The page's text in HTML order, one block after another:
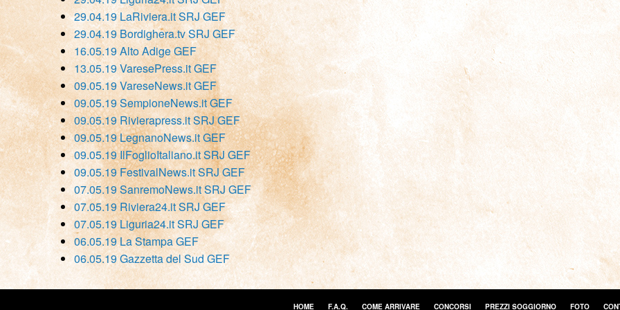
29.04.19 LaRiviera.it SRJ GEF
29.04.19 Bordighera.tv SRJ GEF
16.05.19 Alto Adige GEF
13.05.19 VaresePress.it GEF
09.05.19 VareseNews.it GEF
09.05.19 SempioneNews.it GEF
09.05.19 Rivierapress.it SRJ GEF
09.05.19 LegnanoNews.it GEF
09.05.19 IlFoglioItaliano.it SRJ GEF
09.05.19 FestivalNews.it SRJ GEF
07.05.19 SanremoNews.it SRJ GEF
07.05.19 Riviera24.it SRJ GEF
07.05.19 Liguria24.it SRJ GEF
06.05.19 La Stampa GEF
06.05.19 Gazzetta del Sud GEF
HOME F.A.Q. COME ARRIVARE CONCORSI PREZZI SOGGIORNO FOTO